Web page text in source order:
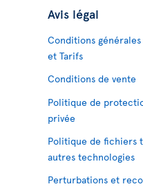
Avis légal
Conditions
et Tarifs
Conditions de vente
Politique de
privée
Politique de fichiers
autres technologies
Perturbations et